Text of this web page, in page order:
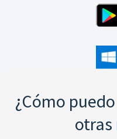
¿Cómo
otras